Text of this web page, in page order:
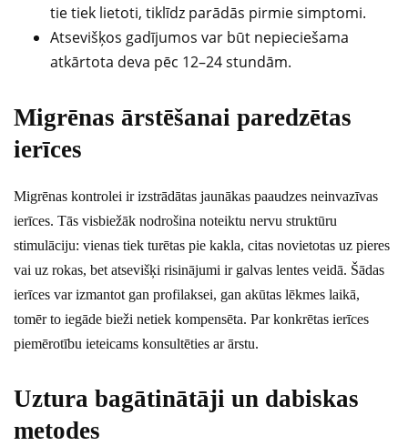
tie tiek lietoti, tiklīdz parādās pirmie simptomi.
Atsevišķos gadījumos var būt nepieciešama
atkārtota deva pēc 12–24 stundām.
Migrēnas ārstēšanai paredzētas
ierīces
Migrēnas kontrolei ir izstrādātas jaunākas paaudzes neinvazīvas
ierīces. Tās visbiežāk nodrošina noteiktu nervu struktūru
stimulāciju: vienas tiek turētas pie kakla, citas novietotas uz pieres
vai uz rokas, bet atsevišķi risinājumi ir galvas lentes veidā. Šādas
ierīces var izmantot gan profilaksei, gan akūtas lēkmes laikā,
tomēr to iegāde bieži netiek kompensēta. Par konkrētas ierīces
piemērotību ieteicams konsultēties ar ārstu.
Uztura bagātinātāji un dabiskas
metodes